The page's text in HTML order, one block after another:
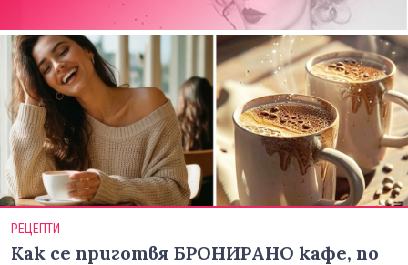
РЕЦЕПТИ
Как се приготвя БРОНИРАНО кафе, по